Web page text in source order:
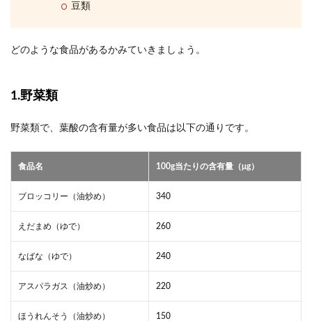
豆類
どのような食品があるかみていきましょう。
1.野菜類
野菜類で、葉酸の含有量が多い食品は以下の通りです。
食品名 100g当たりの含有量（μg）
ブロッコリー（油炒め） 340
えだまめ（ゆで） 260
なばな（ゆで） 240
アスパラガス（油炒め） 220
ほうれんそう（油炒め） 150